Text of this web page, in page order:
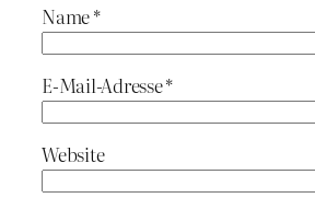
Name*
E-Mail-Adresse*
Website